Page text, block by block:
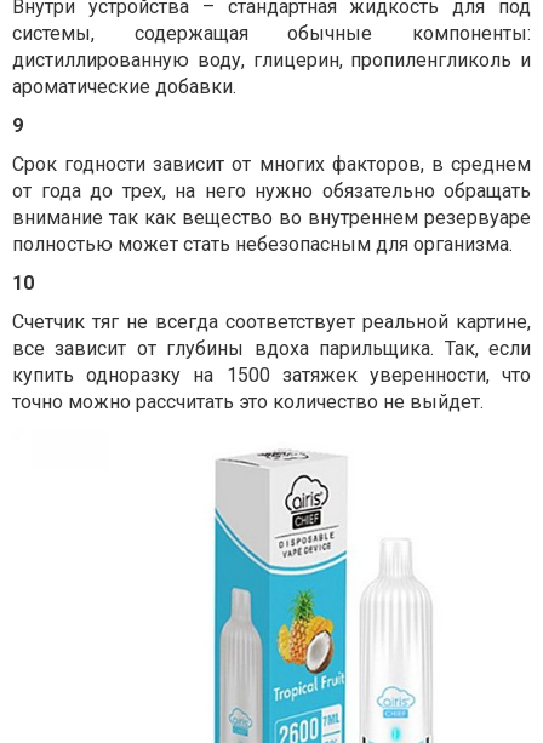
Внутри устройства – стандартная жидкость для под
системы, содержащая обычные компоненты:
дистиллированную воду, глицерин, пропиленгликоль и
ароматические добавки.
9
Срок годности зависит от многих факторов, в среднем
от года до трех, на него нужно обязательно обращать
внимание так как вещество во внутреннем резервуаре
полностью может стать небезопасным для организма.
10
Счетчик тяг не всегда соответствует реальной картине,
все зависит от глубины вдоха парильщика. Так, если
купить одноразку на 1500 затяжек уверенности, что
точно можно рассчитать это количество не выйдет.